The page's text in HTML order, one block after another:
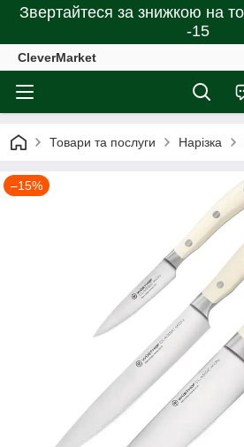
Звертайтеся за знижкою на
-15
CleverMarket
Товари та послуги Нарізка
–15%